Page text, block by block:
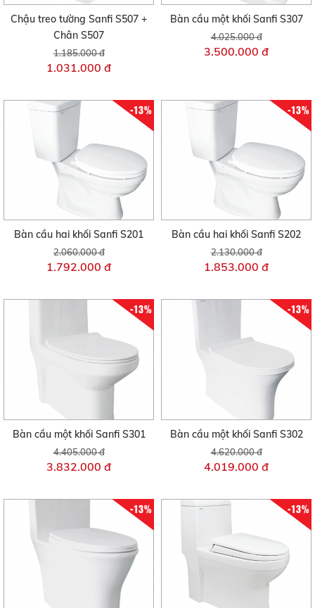
Chậu treo tường Sanfi S507 +
Chân S507
1.185.000 đ
1.031.000 đ
Bàn cầu một khối Sanfi S307
4.025.000 đ
3.500.000 đ
-13%
Bàn cầu hai khối Sanfi S201
2.060.000 đ
1.792.000 đ
-13%
Bàn cầu hai khối Sanfi S202
2.130.000 đ
1.853.000 đ
-13%
Bàn cầu một khối Sanfi S301
4.405.000 đ
3.832.000 đ
-13%
Bàn cầu một khối Sanfi S302
4.620.000 đ
4.019.000 đ
-13% -13%